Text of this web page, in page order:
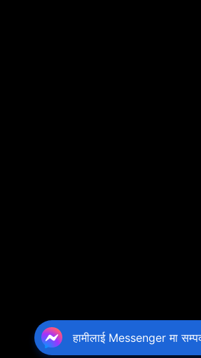
हामीलाई Messenger मा